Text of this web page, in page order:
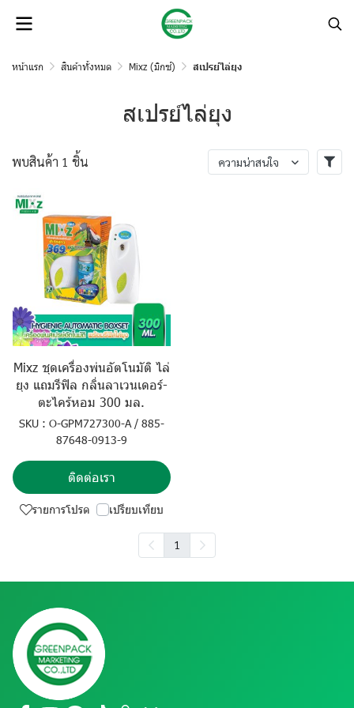
หน้าแรก สินค้าทั้งหมด Mixz (มิกซ์) สเปรย์ไล่ยุง
สเปรย์ไล่ยุง
พบสินค้า 1 ชิ้น ความน่าสนใจ
Mixz ชุดเครื่องพ่นอัตโนมัติ ไล่
ยุง แถมรีฟิล กลิ่นลาเวนเดอร์-
ตะไคร้หอม 300 มล.
SKU : O-GPM727300-A / 885-
87648-0913-9
ติดต่อเรา
รายการโปรด เปรียบเทียบ
1